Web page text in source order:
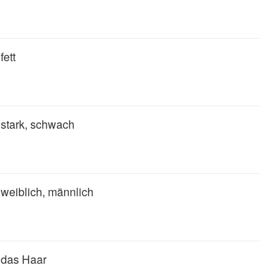
fett
stark, schwach
weiblich, männlich
das Haar